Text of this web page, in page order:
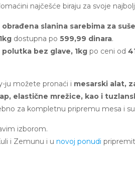
najčešće biraju za svoje
obrađena slanina sarebima za
dostupna po599,99 dinara.
polutka bez glave, 1kg po ceni od
ju možete pronaći i mesarski alat,
elastične mrežice, kao i
za kompletnu pripremu mesa i
izborom.
i Zemunu i unovoj ponudi